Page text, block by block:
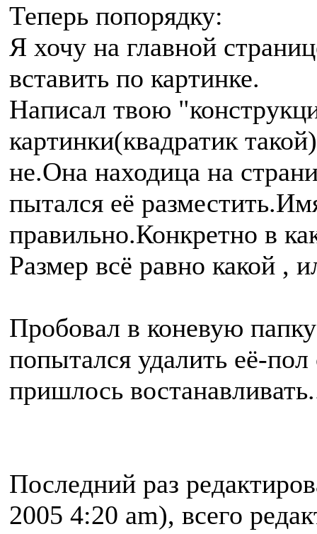
Теперь попорядку:
Я хочу на главной
вставить по картинке.
Написал твою
картинки(квадратик
не.Она находица на
пытался её
правильно.Конкретно в
Размер всё равно какой ,
Пробовал в коневую
попытался удалить её-
пришлось
Последний раз
2005 4:20 am), всего